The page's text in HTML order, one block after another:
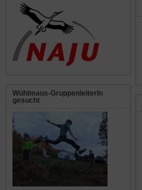
Wühlmaus-GruppenleiterIn
gesucht